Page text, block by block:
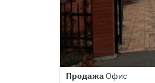
ПродажаОфис